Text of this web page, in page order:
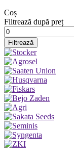
Coș
Filtrează după preț
Preț
minim
Filtrează